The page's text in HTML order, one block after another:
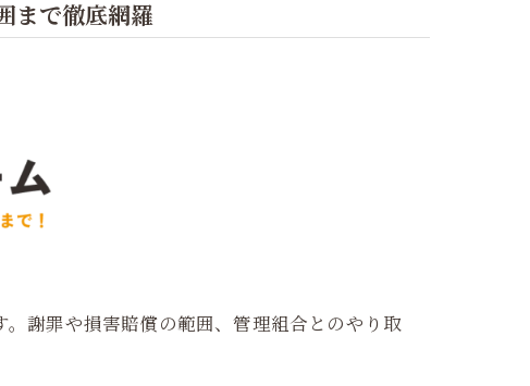
まで徹底網羅
謝罪や損害賠償の範囲、管理組合とのやり取